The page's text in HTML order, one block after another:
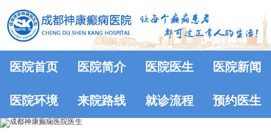
医院首页 医院简介 医院医生 医院新闻
医院环境 来院路线 就诊流程 预约医生